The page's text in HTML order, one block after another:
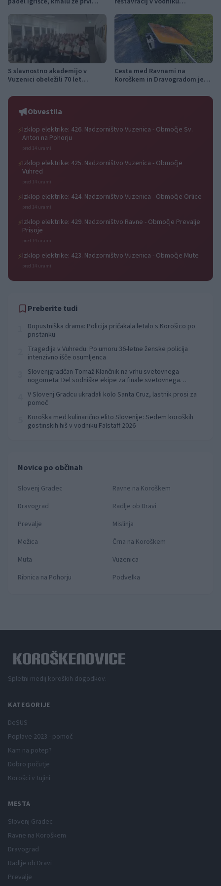
GT19 najboljši med Korošci
S slavnostno akademijo v
Vuzenici obeležili 70 let
Cesta med Ravnami na
Koroškem in Dravogradom je
Obvestila
⚡Izklop elektrike: 426. Nadzorništvo Vuzenica - Območje Sv.
Anton na Pohorju
pred 14 urami
⚡Izklop elektrike: 425. Nadzorništvo Vuzenica - Območje
Vuhred
pred 14 urami
⚡Izklop elektrike: 424. Nadzorništvo Vuzenica - Območje Orlice
pred 14 urami
⚡Izklop elektrike: 429. Nadzorništvo Ravne - Območje Prevalje
Prisoje
pred 14 urami
⚡Izklop elektrike: 423. Nadzorništvo Vuzenica - Območje Mute
pred 14 urami
Preberite tudi
Dopustniška drama: Policija pričakala letalo s Korošico po
pristanku
Tragedija v Vuhredu: Po umoru 36-letne ženske policija
intenzivno išče osumljenca
Slovenjgradčan Tomaž Klančnik na vrhu svetovnega
nogometa: Del sodniške ekipe za finale svetovnega
V Slovenj Gradcu ukradali kolo Santa Cruz, lastnik prosi za
pomoč
Koroška med kulinarično elito Slovenije: Sedem koroških
gostinskih hiš v vodniku Falstaff 2026
Novice po občinah
Slovenj Gradec
Ravne na Koroškem
Dravograd
Radlje ob Dravi
Prevalje
Mislinja
Mežica
Črna na Koroškem
Muta
Vuzenica
Ribnica na Pohorju
Podvelka
Spletni medij koroških dogodkov.
KATEGORIJE
DeSUS
Poplave 2023 - pomoč
Kam na potep?
Dobro počutje
Korošci v tujini
MESTA
Slovenj Gradec
Ravne na Koroškem
Dravograd
Radlje ob Dravi
Prevalje